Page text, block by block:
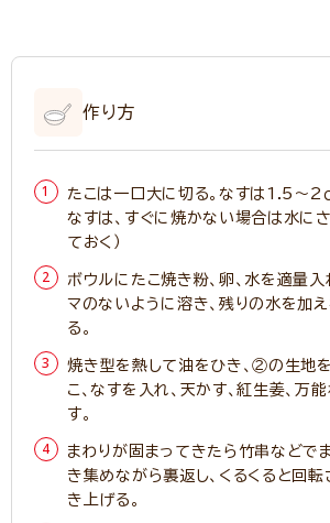
作り方
たこは一口大に切る。なすは1.5～2
なすは、すぐに焼かない場合は水に
ておく）
ボウルにたこ焼き粉、卵、水を適量
マのないように溶き、残りの水を加
る。
焼き型を熱して油をひき、②の生地
こ、なすを入れ、天かす、紅生姜、万
す。
まわりが固まってきたら竹串などで
き集めながら裏返し、くるくると回
き上げる。